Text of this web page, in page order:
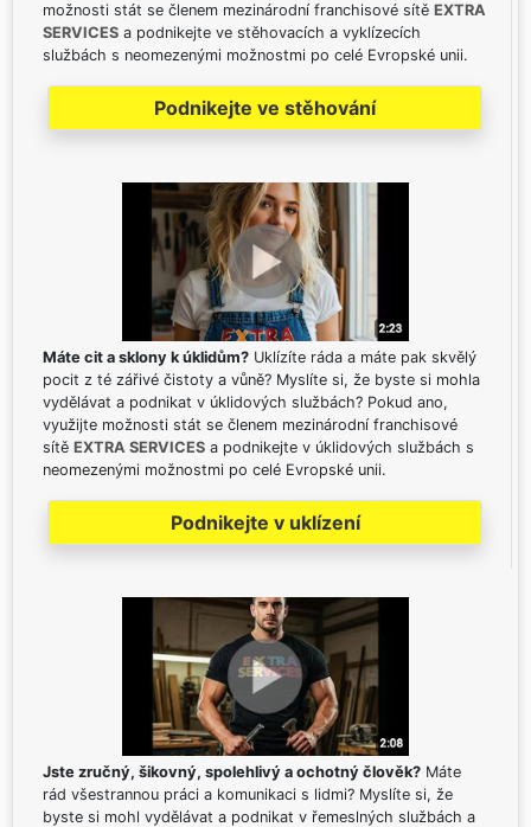
možnosti stát se členem mezinárodní franchisové sítě EXTRA
SERVICES a podnikejte ve stěhovacích a vyklízecích
službách s neomezenými možnostmi po celé Evropské unii.
Podnikejte ve stěhování
Máte cit a sklony k úklidům? Uklízíte ráda a máte pak skvělý
pocit z té zářivé čistoty a vůně? Myslíte si, že byste si mohla
vydělávat a podnikat v úklidových službách? Pokud ano,
využijte možnosti stát se členem mezinárodní franchisové
sítě EXTRA SERVICES a podnikejte v úklidových službách s
neomezenými možnostmi po celé Evropské unii.
Podnikejte v uklízení
Jste zručný, šikovný, spolehlivý a ochotný člověk? Máte
rád všestrannou práci a komunikaci s lidmi? Myslíte si, že
byste si mohl vydělávat a podnikat v řemeslných službách a